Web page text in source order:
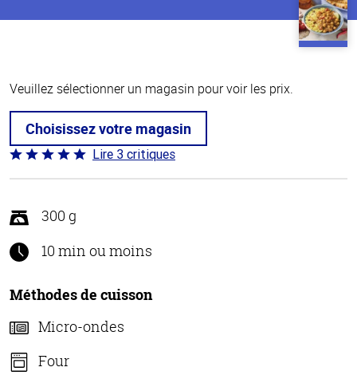
Veuillez sélectionner un magasin pour voir les prix.
Choisissez votre magasin
Coté
5 sur
Lire 3 critiques
300 g
10 min ou moins
Méthodes de cuisson
Micro-ondes
Four